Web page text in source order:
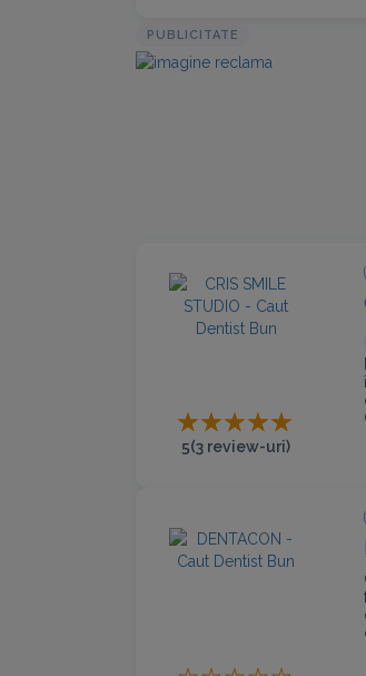
PUBLICITATE
5(3 review-uri)